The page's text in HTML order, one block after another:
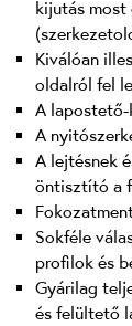
kijutás most
Kiválóan
oldalról fel
A lapostető-
A
A lejtésnek
öntisztító a
Sokféle
profilok és
Gyárilag
és felültető